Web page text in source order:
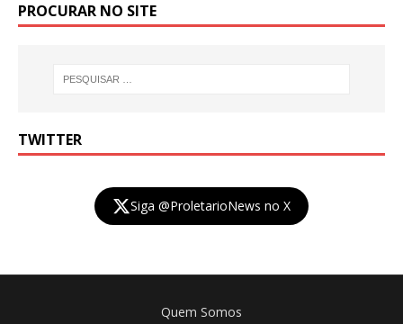
PROCURAR NO SITE
TWITTER
Siga @ProletarioNews no X
Quem Somos